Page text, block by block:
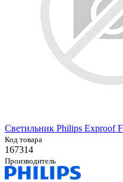
Светильник Philips Exproof
Код товара
167314
Производитель